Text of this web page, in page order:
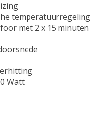
temperatuurregeling
met 2 x 15 minuten
Watt